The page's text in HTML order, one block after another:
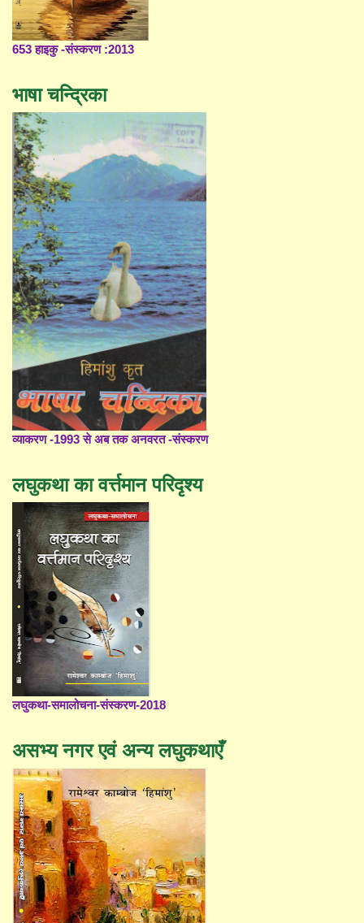
653 हाइकु -संस्करण :2013
भाषा चन्द्रिका
व्याकरण -1993 से अब तक अनवरत -संस्करण
लघुकथा का वर्त्तमान परिदृश्य
लघुकथा-समालोचना-संस्करण-2018
असभ्य नगर एवं अन्य लघुकथाएँ